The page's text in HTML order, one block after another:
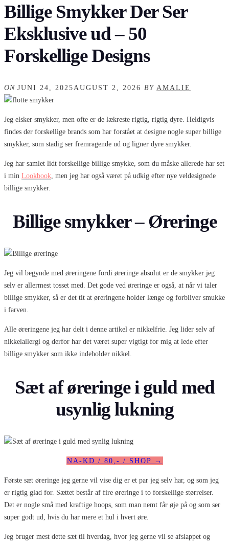
Billige Smykker Der Ser
Eksklusive ud – 50
Forskellige Designs
ON JUNI 24, 2025AUGUST 2, 2026 BY AMALIE
Jeg elsker smykker, men ofte er de lækreste rigtig, rigtig dyre. Heldigvis
findes der forskellige brands som har forstået at designe nogle super billige
smykker, som stadig ser fremragende ud og ligner dyre smykker.
Jeg har samlet lidt forskellige billige smykke, som du måske allerede har set
i min Lookbook, men jeg har også været på udkig efter nye veldesignede
billige smykker.
Billige smykker – Øreringe
Jeg vil begynde med øreringene fordi øreringe absolut er de smykker jeg
selv er allermest tosset med. Det gode ved øreringe er også, at når vi taler
billige smykker, så er det tit at øreringene holder længe og forbliver smukke
i farven.
Alle øreringene jeg har delt i denne artikel er nikkelfrie. Jeg lider selv af
nikkelallergi og derfor har det været super vigtigt for mig at lede efter
billige smykker som ikke indeholder nikkel.
Sæt af øreringe i guld med
usynlig lukning
NA-KD / 80,- / SHOP →
Første sæt øreringe jeg gerne vil vise dig er et par jeg selv har, og som jeg
er rigtig glad for. Sættet består af fire øreringe i to forskellige størrelser.
Det er nogle små med kraftige hoops, som man nemt får øje på og som ser
super godt ud, hvis du har mere et hul i hvert øre.
Jeg bruger mest dette sæt til hverdag, hvor jeg gerne vil se afslappet og